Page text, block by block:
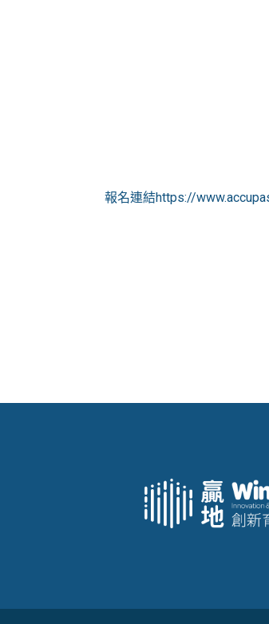
報名連結https://